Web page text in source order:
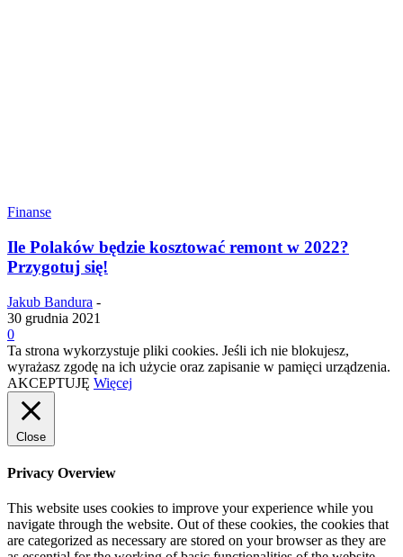
Finanse
Ile Polaków będzie kosztować remont w 2022?
Przygotuj się!
Jakub Bandura -
30 grudnia 2021
0
Ta strona wykorzystuje pliki cookies. Jeśli ich nie blokujesz,
wyrażasz zgodę na ich użycie oraz zapisanie w pamięci urządzenia.
AKCEPTUJĘ Więcej
Close
Privacy Overview
This website uses cookies to improve your experience while you
navigate through the website. Out of these cookies, the cookies that
are categorized as necessary are stored on your browser as they are